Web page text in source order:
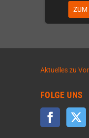
ZUM
Aktuelles zu
FOLGE UNS
Facebook